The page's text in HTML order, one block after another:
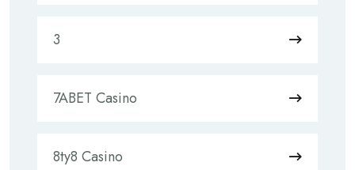
3
7ABET Casino
8ty8 Casino